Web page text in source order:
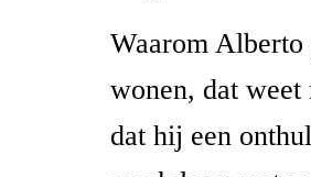
Waarom Alberto
wonen, dat
dat hij een